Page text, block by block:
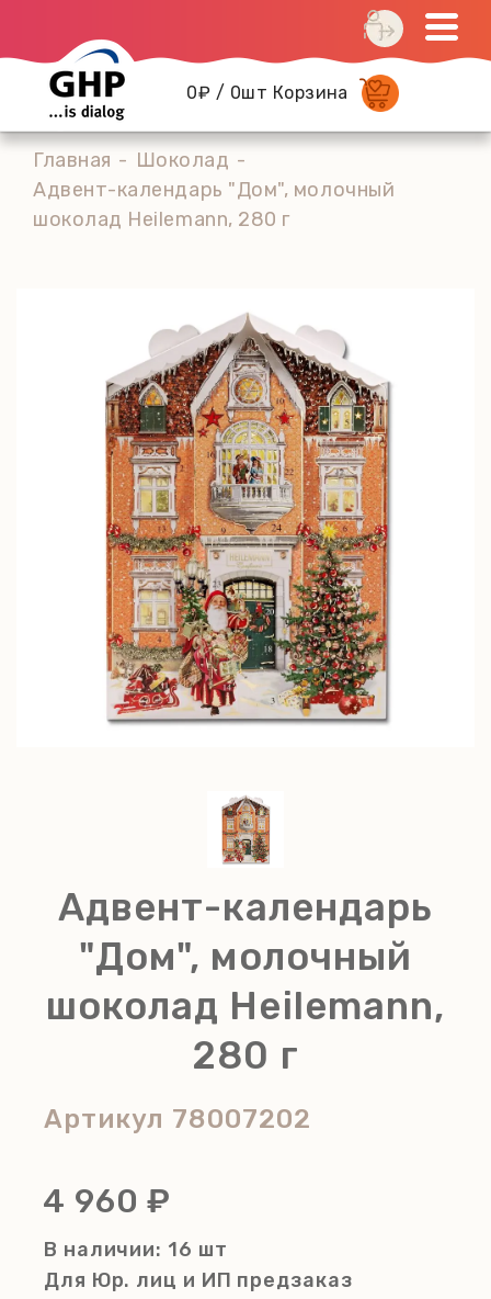
0₽ / 0шт Корзина
Главная
Шоколад
Адвент-календарь "Дом", молочный
шоколад Heilemann, 280 г
Адвент-календарь
"Дом", молочный
шоколад Heilemann,
280 г
Артикул 78007202
4 960 ₽
В наличии: 16 шт
Для Юр. лиц и ИП предзаказ